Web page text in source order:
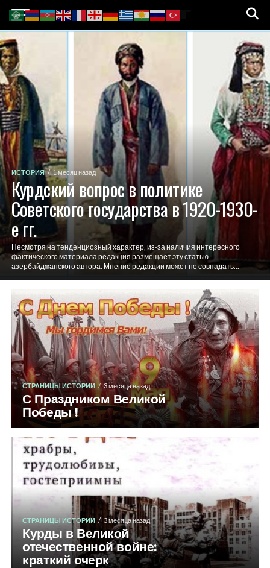
ИСТОРИЯ 1 месяц назад
Курдский вопрос в политике
Советского государства в 1920-1930-
е гг.
Несмотря на тенденциозный характер, из-за наличия интересного
фактического материала редакция размещает эту статью
азербайджанского автора. Мнение редакции может не совпадать...
СТРАНИЦЫ ИСТОРИИ 3 месяца назад
С Праздником Великой
Победы !
СТРАНИЦЫ ИСТОРИИ 3 месяца назад
Курды в Великой
отечественной войне:
краткий очерк